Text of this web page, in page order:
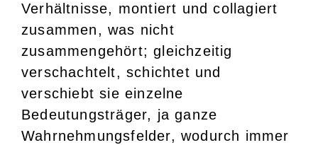
Verhältnisse, montiert und collagiert
zusammen, was nicht
zusammengehört; gleichzeitig
verschachtelt, schichtet und
verschiebt sie einzelne
Bedeutungsträger, ja ganze
Wahrnehmungsfelder, wodurch immer